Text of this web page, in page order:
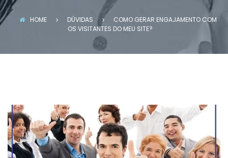
HOME DÚVIDAS
COMO GERAR ENGAJAMENTO COM
OS VISITANTES DO MEU SITE?